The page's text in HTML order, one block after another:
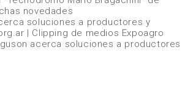
novedades
soluciones a productores y
| Clipping de medios Expoagro
acerca soluciones a productores